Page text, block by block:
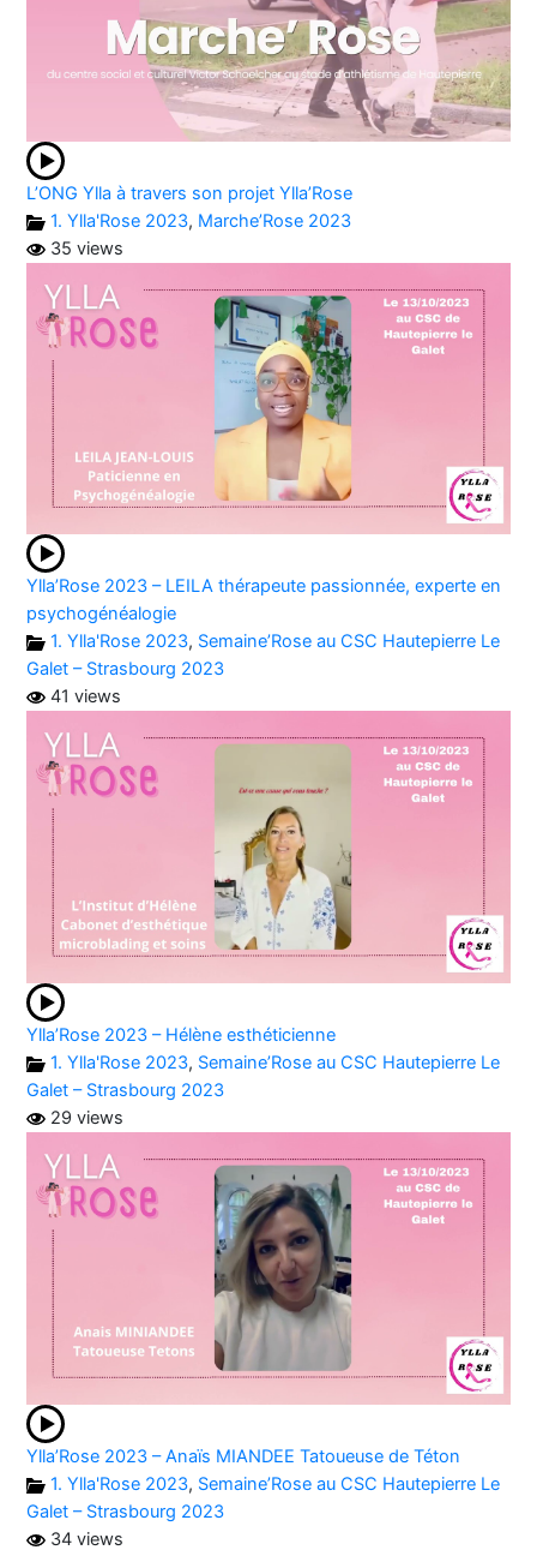
L’ONG Ylla à travers son projet Ylla’Rose
1. Ylla'Rose 2023, Marche’Rose 2023
35 views
Ylla’Rose 2023 – LEILA thérapeute passionnée, experte en
psychogénéalogie
1. Ylla'Rose 2023, Semaine’Rose au CSC Hautepierre Le
Galet – Strasbourg 2023
41 views
Ylla’Rose 2023 – Hélène esthéticienne
1. Ylla'Rose 2023, Semaine’Rose au CSC Hautepierre Le
Galet – Strasbourg 2023
29 views
Ylla’Rose 2023 – Anaïs MIANDEE Tatoueuse de Téton
1. Ylla'Rose 2023, Semaine’Rose au CSC Hautepierre Le
Galet – Strasbourg 2023
34 views